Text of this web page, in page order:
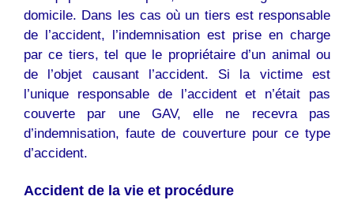
domicile. Dans les cas où un tiers est responsable
de l’accident, l’indemnisation est prise en charge
par ce tiers, tel que le propriétaire d’un animal ou
de l’objet causant l’accident. Si la victime est
l’unique responsable de l’accident et n’était pas
couverte par une GAV, elle ne recevra pas
d’indemnisation, faute de couverture pour ce type
d’accident.
Accident de la vie et procédure